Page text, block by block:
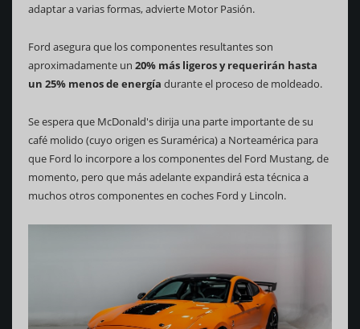
adaptar a varias formas, advierte Motor Pasión.
Ford asegura que los componentes resultantes son
aproximadamente un 20% más ligeros y requerirán hasta
un 25% menos de energía durante el proceso de moldeado.
Se espera que McDonald's dirija una parte importante de su
café molido (cuyo origen es Suramérica) a Norteamérica para
que Ford lo incorpore a los componentes del Ford Mustang, de
momento, pero que más adelante expandirá esta técnica a
muchos otros componentes en coches Ford y Lincoln.